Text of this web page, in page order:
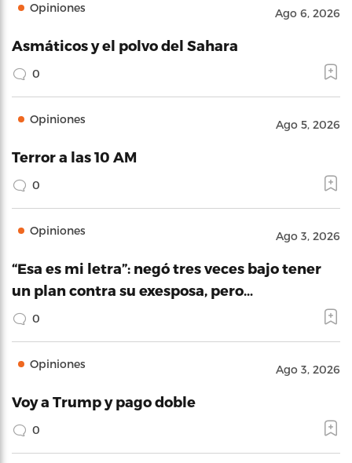
Opiniones Ago 6, 2026
Asmáticos y el polvo del Sahara
0
Opiniones Ago 5, 2026
Terror a las 10 AM
0
Opiniones Ago 3, 2026
“Esa es mi letra”: negó tres veces bajo tener
un plan contra su exesposa, pero…
0
Opiniones Ago 3, 2026
Voy a Trump y pago doble
0